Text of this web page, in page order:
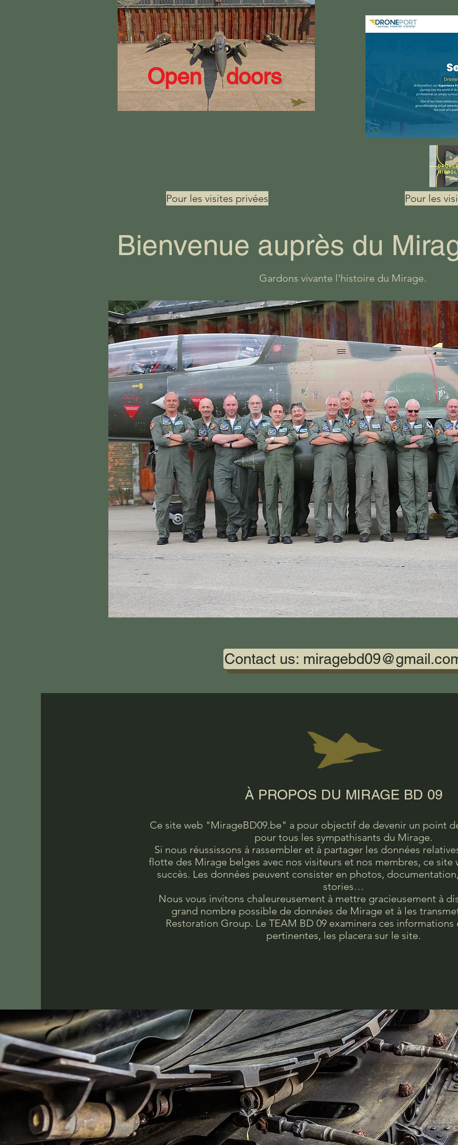
Open doors
Pour les visites privées Pour les
Bienvenue auprès du
Gardons vivante l'histoire du Mirage.
Contact us:
À PROPOS DU MIRAGE BD 09
Ce site web "MirageBD09.be" a pour objectif de devenir un point
pour tous les sympathisants du Mirage.
Si nous réussissons à rassembler et à partager les données
flotte des Mirage belges avec nos visiteurs et nos membres, ce site
succès. Les données peuvent consister en photos,
stories…
Nous vous invitons chaleureusement à mettre gracieusement à
grand nombre possible de données de Mirage et à les
Restoration Group. Le TEAM BD 09 examinera ces
pertinentes, les placera sur le site.